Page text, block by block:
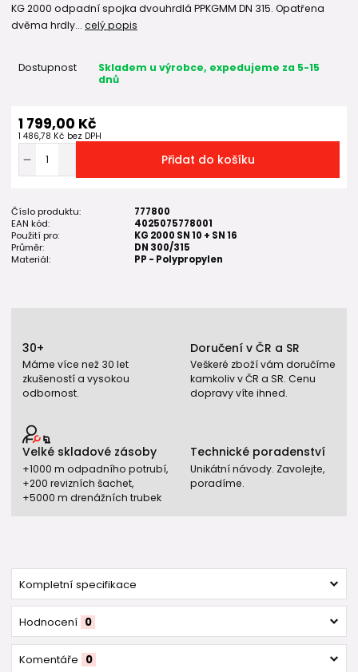
KG 2000 odpadní spojka dvouhrdlá PPKGMM DN 315. Opatřena
dvěma hrdly... celý popis
Dostupnost
Skladem u výrobce, expedujeme za 5-15
dnů
1 799,00 Kč
1 486,78 Kč bez DPH
Přidat do košíku
Číslo produktu:
777800
EAN kód:
4025075778001
Použití pro:
KG 2000 SN 10 + SN 16
Průměr:
DN 300/315
Materiál:
PP - Polypropylen
30+
Máme více než 30 let
zkušeností a vysokou
odbornost.
Doručení v ČR a SR
Veškeré zboží vám doručíme
kamkoliv v ČR a SR. Cenu
dopravy víte ihned.
Velké skladové zásoby
+1000 m odpadního potrubí,
+200 revizních šachet,
+5000 m drenážních trubek
Technické poradenství
Unikátní návody. Zavolejte,
poradíme.
Kompletní specifikace
Hodnocení 0
Komentáře 0